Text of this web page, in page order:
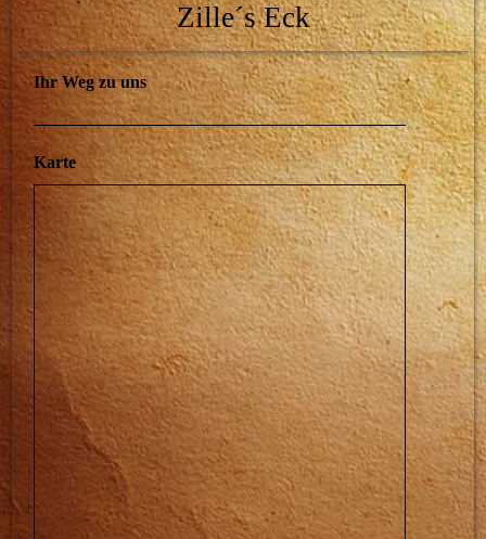
Zille´s Eck
Ihr Weg zu uns
Karte